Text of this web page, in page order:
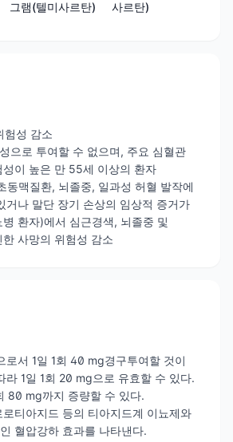
그램(텔미사르탄)
사르탄)
험성 감소
으로 투여할 수 없으며, 주요 심혈관
성이 높은 만 55세 이상의 환자
동맥질환, 뇌졸중, 일과성 허혈 발작에
거나 말단 장기 손상의 임상적 증거가
환자)에서 심근경색, 뇌졸중 및
사망의 위험성 감소
로서 1일 1회 40 mg경구투여할 것이
라 1일 1회 20 mg으로 유효할 수 있다.
80 mg까지 증량할 수 있다.
티아지드 등의 티아지드계 이뇨제와
혈압강하 효과를 나타낸다.